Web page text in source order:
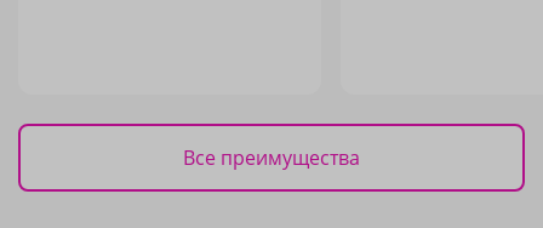
Все преимущества